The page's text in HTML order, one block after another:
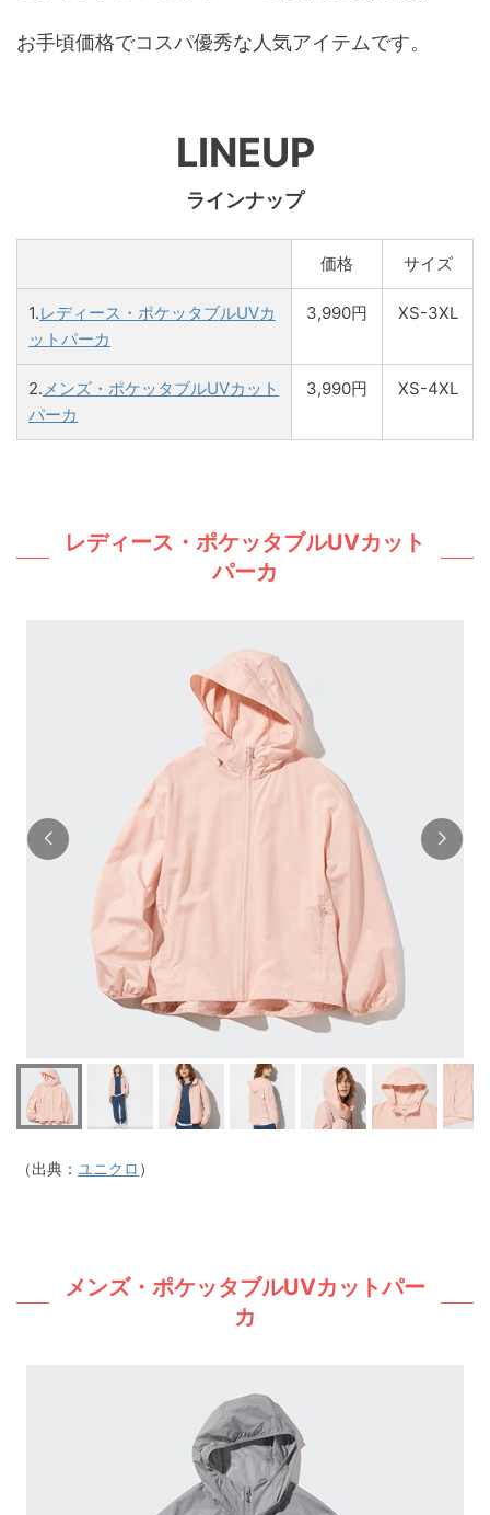
お手頃価格でコスパ優秀な人気アイテムです。
LINEUP
ラインナップ
価格 サイズ
1.レディース・ポケッタブルUVカ
ットパーカ
3,990円 XS-3XL
2.メンズ・ポケッタブルUVカット
パーカ
3,990円 XS-4XL
レディース・ポケッタブルUVカット
パーカ
（出典： ユニクロ ）
メンズ・ポケッタブルUVカットパー
カ